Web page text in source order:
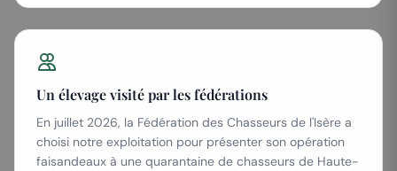
Un élevage visité par les fédérations
En juillet 2026, la Fédération des Chasseurs de l'Isère a
choisi notre exploitation pour présenter son opération
faisandeaux à une quarantaine de chasseurs de Haute-